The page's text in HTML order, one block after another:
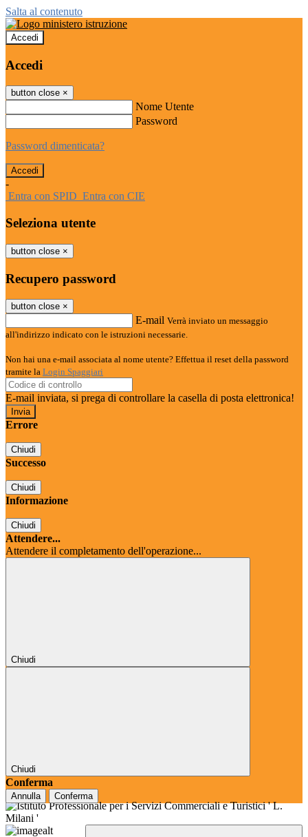
Salta al contenuto
Accedi
Accedi
button close ×
Nome Utente
Password
Password dimenticata?
-
Entra con SPID Entra con CIE
Seleziona utente
button close ×
Recupero password
button close ×
E-mail Verrà inviato un messaggio
all'indirizzo indicato con le istruzioni necessarie.
Non hai una e-mail associata al nome utente? Effettua il reset della password
tramite la Login Spaggiari
E-mail inviata, si prega di controllare la casella di posta elettronica!
Errore
Chiudi
Successo
Chiudi
Informazione
Chiudi
Attendere...
Attendere il completamento dell'operazione...
Chiudi
Chiudi
Conferma
Annulla Conferma